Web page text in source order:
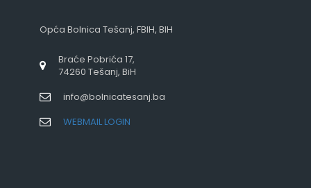
Opća Bolnica Tešanj, FBIH, BIH
Braće Pobrića 17,
74260 Tešanj, BiH
info@bolnicatesanj.ba
WEBMAIL LOGIN